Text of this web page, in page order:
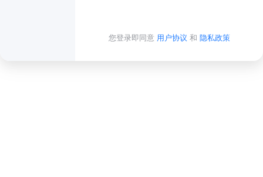
您登录即同意 用户协议 和 隐私政策